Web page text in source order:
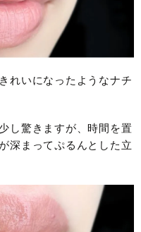
れいになったようなナチ
し驚きますが、時間を置
深まってぷるんとした立